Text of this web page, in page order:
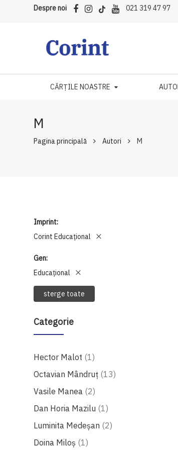
Despre noi 021 319 47 97
CĂRȚILE NOASTRE
M
Pagina principală Autori M
Imprint
Corint Educaţional
Gen
Educațional
sterge toate
Categorie
Hector Malot 1produs
Octavian Mândruţ 13produse
Vasile Manea 2produse
Dan Horia Mazilu 1produs
Luminita Medeşan 2produse
Doina Miloş 1produs